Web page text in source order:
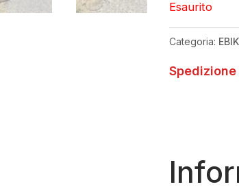
Esaurito
Categoria: